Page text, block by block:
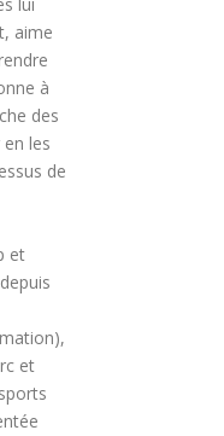
aime
à
des
les
de
et
et